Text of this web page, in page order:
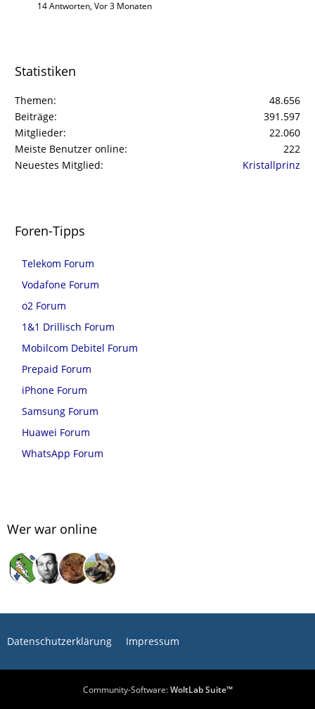
14 Antworten, Vor 3 Monaten
Statistiken
Themen
48.656
Beiträge
391.597
Mitglieder
22.060
Meiste Benutzer online
222
Neuestes Mitglied
Kristallprinz
Foren-Tipps
Telekom Forum
Vodafone Forum
o2 Forum
1&1 Drillisch Forum
Mobilcom Debitel Forum
Prepaid Forum
iPhone Forum
Samsung Forum
Huawei Forum
WhatsApp Forum
Wer war online
Datenschutzerklärung Impressum
Community-Software:WoltLab Suite™